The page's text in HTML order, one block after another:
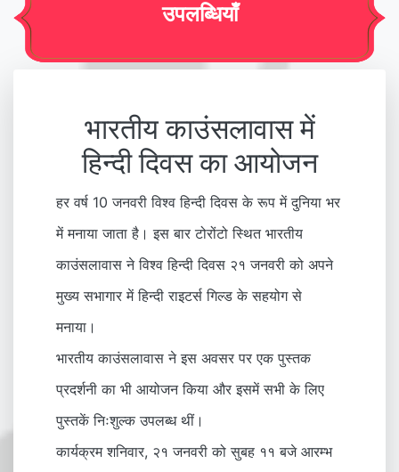
उपलब्धियाँ
भारतीय काउंसलावास में
हिन्दी दिवस का आयोजन
हर वर्ष 10 जनवरी विश्व हिन्दी दिवस के रूप में दुनिया भर
में मनाया जाता है। इस बार टोरोंटो स्थित भारतीय
काउंसलावास ने विश्व हिन्दी दिवस २१ जनवरी को अपने
मुख्य सभागार में हिन्दी राइटर्स गिल्ड के सहयोग से
मनाया।
भारतीय काउंसलावास ने इस अवसर पर एक पुस्तक
प्रदर्शनी का भी आयोजन किया और इसमें सभी के लिए
पुस्तकें निःशुल्क उपलब्ध थीं।
कार्यक्रम शनिवार, २१ जनवरी को सुबह ११ बजे आरम्भ